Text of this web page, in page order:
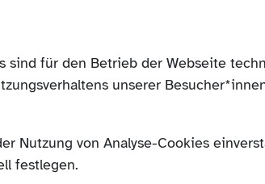
sind für den Betrieb der Webseite
unserer
Nutzung von Analyse-Cookies
festlegen.